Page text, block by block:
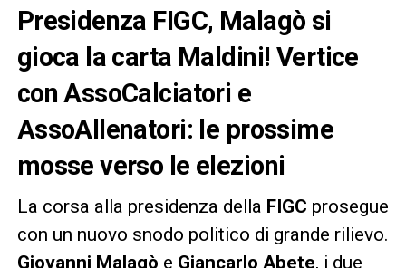
Presidenza FIGC, Malagò si
gioca la carta Maldini! Vertice
con AssoCalciatori e
AssoAllenatori: le prossime
mosse verso le elezioni
La corsa alla presidenza della FIGC prosegue
con un nuovo snodo politico di grande rilievo.
Giovanni Malagò e Giancarlo Abete, i due